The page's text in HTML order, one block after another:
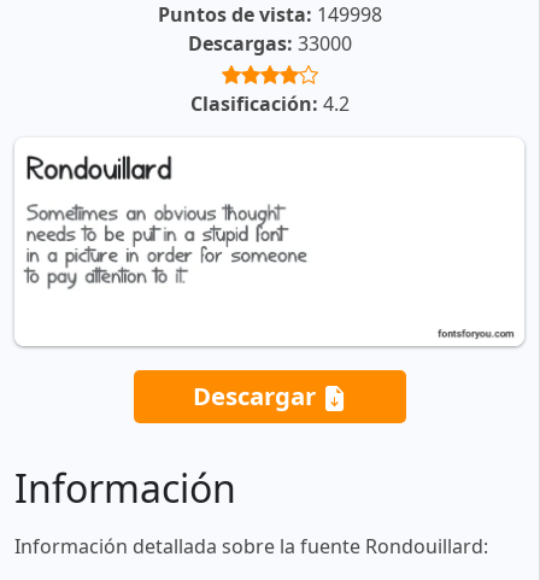
Puntos de vista: 149998
Descargas: 33000
Clasificación: 4.2
Descargar
Información
Información detallada sobre la fuente Rondouillard: